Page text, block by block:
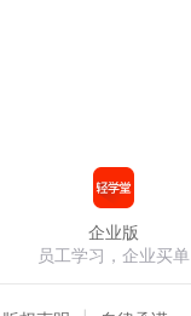
企业版
员工学习，企业买单